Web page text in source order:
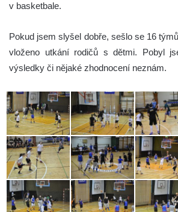
v basketbale.
Pokud jsem slyšel dobře, sešlo se 16
vloženo utkání rodičů s dětmi. Pobyl
výsledky či nějaké zhodnocení neznám.